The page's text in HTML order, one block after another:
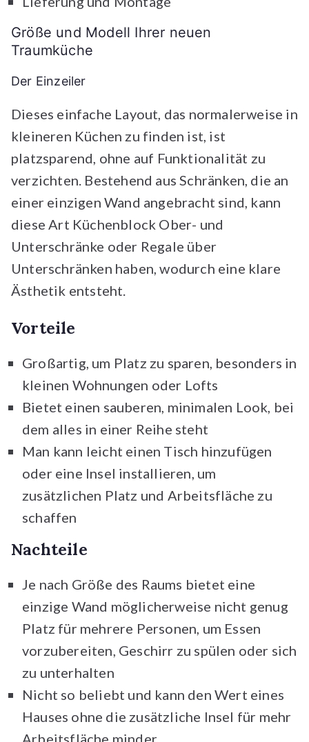
Größe und Modell Ihrer neuen
Traumküche
Der Einzeiler
Dieses einfache Layout, das normalerweise in
kleineren Küchen zu finden ist, ist
platzsparend, ohne auf Funktionalität zu
verzichten. Bestehend aus Schränken, die an
einer einzigen Wand angebracht sind, kann
diese Art Küchenblock Ober- und
Unterschränke oder Regale über
Unterschränken haben, wodurch eine klare
Ästhetik entsteht.
Vorteile
Großartig, um Platz zu sparen, besonders in
kleinen Wohnungen oder Lofts
Bietet einen sauberen, minimalen Look, bei
dem alles in einer Reihe steht
Man kann leicht einen Tisch hinzufügen
oder eine Insel installieren, um
zusätzlichen Platz und Arbeitsfläche zu
schaffen
Nachteile
Je nach Größe des Raums bietet eine
einzige Wand möglicherweise nicht genug
Platz für mehrere Personen, um Essen
vorzubereiten, Geschirr zu spülen oder sich
zu unterhalten
Nicht so beliebt und kann den Wert eines
Hauses ohne die zusätzliche Insel für mehr
Arbeitsfläche minder